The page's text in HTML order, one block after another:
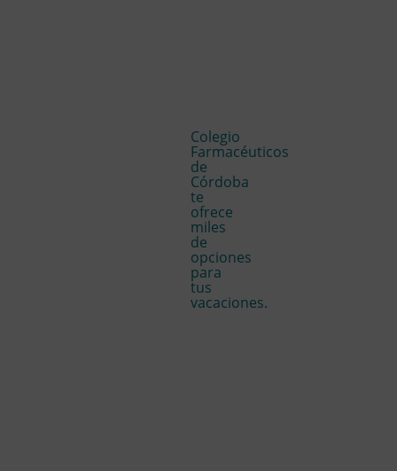
Colegio
Farmacéuticos
de
Córdoba
te
ofrece
miles
de
opciones
para
tus
vacaciones.